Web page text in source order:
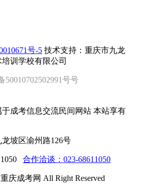
号-5 技术支持：重庆市九龙
训学校有限公司
50010702502991号号
成考信息交流民间网站 本站享有
坡区渝州路126号
合作洽谈：023-68611050
庆成考网 All Right Reserved